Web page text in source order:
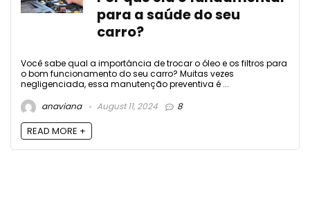
para a saúde do seu
carro?
Você sabe qual a importância de trocar o óleo e os filtros para
o bom funcionamento do seu carro? Muitas vezes
negligenciada, essa manutenção preventiva é ...
anaviana
August 11, 2024 8
READ MORE +